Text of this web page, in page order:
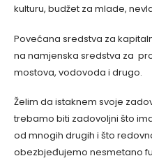
kulturu, budžet za mlade,
Povećana sredstva za
na namjenska sredstva za
mostova, vodovoda i drugo.
Želim da istaknem svoje
trebamo biti zadovoljni što
od mnogih drugih i što
obezbjeđujemo nesmetano